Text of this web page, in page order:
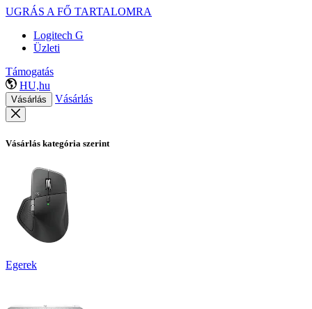
UGRÁS A FŐ TARTALOMRA
Logitech G
Üzleti
Támogatás
HU,hu
Vásárlás Vásárlás
Vásárlás kategória szerint
Egerek